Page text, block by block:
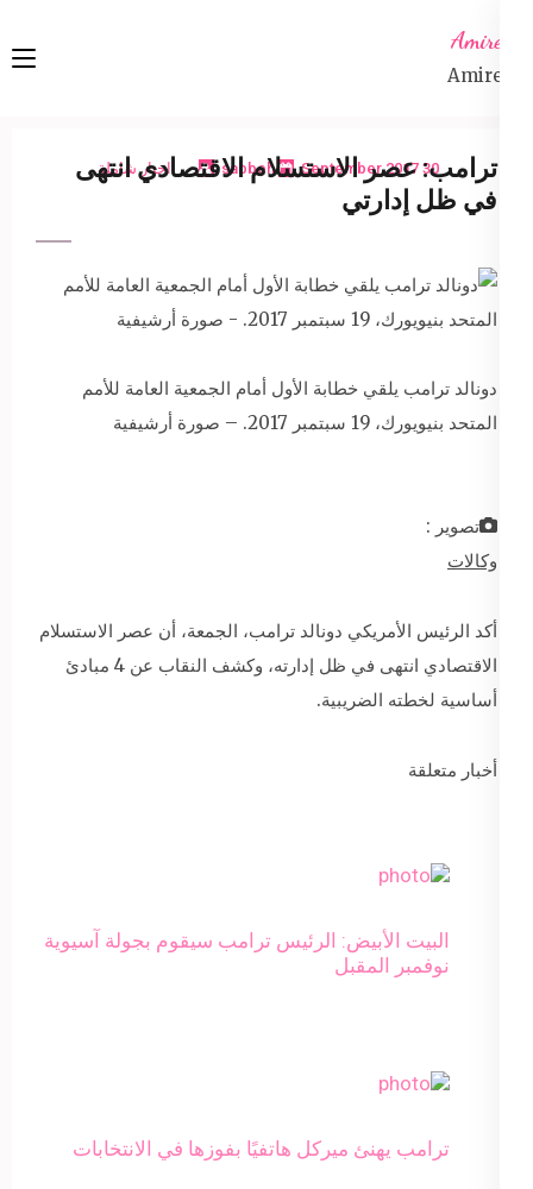
content
Amireta
Amireta
30 September 2017
sabbeh اخبار شاملة
ترامب: عصر الاستسلام الاقتصادي انتهى
في ظل إدارتي
دونالد ترامب يلقي خطابة الأول أمام الجمعية العامة للأمم
المتحد بنيويورك، 19 سبتمبر 2017. – صورة أرشيفية
تصوير :
وكالات
أكد الرئيس الأمريكي دونالد ترامب، الجمعة، أن عصر الاستسلام
الاقتصادي انتهى في ظل إدارته، وكشف النقاب عن 4 مبادئ
أساسية لخطته الضريبية.
أخبار متعلقة
البيت الأبيض: الرئيس ترامب سيقوم بجولة آسيوية
نوفمبر المقبل
ترامب يهنئ ميركل هاتفيًا بفوزها في الانتخابات